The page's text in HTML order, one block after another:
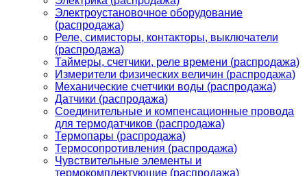
Электроустановочное оборудование
(распродажа)
Реле, симисторы, контакторы, выключатели
(распродажа)
Таймеры, счетчики, реле времени (распродажа)
Измерители физических величин (распродажа)
Механические счетчики воды (распродажа)
Датчики (распродажа)
Соединительные и компенсационные провода
для термодатчиков (распродажа)
Термопары (распродажа)
Термосопротивления (распродажа)
Чувствительные элементы и
термокомплектующие (распродажа)